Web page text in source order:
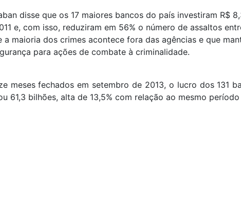
disse que os 17 maiores bancos do país investiram R$
e, com isso, reduziram em 56% o número de assaltos
a maioria dos crimes acontece fora das agências e que
para ações de combate à criminalidade.
meses fechados em setembro de 2013, o lucro dos 131
61,3 bilhões, alta de 13,5% com relação ao mesmo período